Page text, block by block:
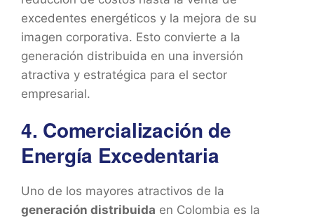
excedentes energéticos y la mejora de su
imagen corporativa. Esto convierte a la
generación distribuida en una inversión
atractiva y estratégica para el sector
empresarial.
4. Comercialización de
Energía Excedentaria
Uno de los mayores atractivos de la
generación distribuida en Colombia es la